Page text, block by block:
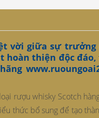
vời giữa sự trưởng
thiện độc đáo,
rượu whisky Scotch
thức bổ sung để tạo